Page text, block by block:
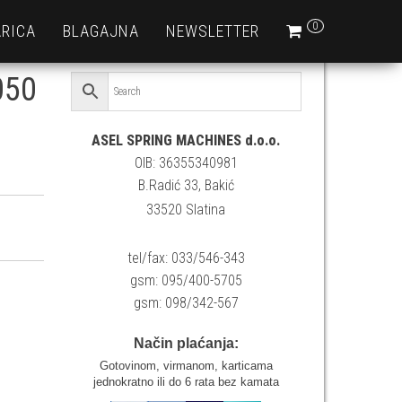
0
BLAGAJNA NEWSLETTER
ASEL SPRING MACHINES d.o.o.
OIB: 36355340981
B.Radić 33, Bakić
33520 Slatina
tel/fax: 033/546-343
gsm: 095/400-5705
gsm: 098/342-567
Način plaćanja:
Gotovinom, virmanom, karticama
jednokratno ili do 6 rata bez kamata